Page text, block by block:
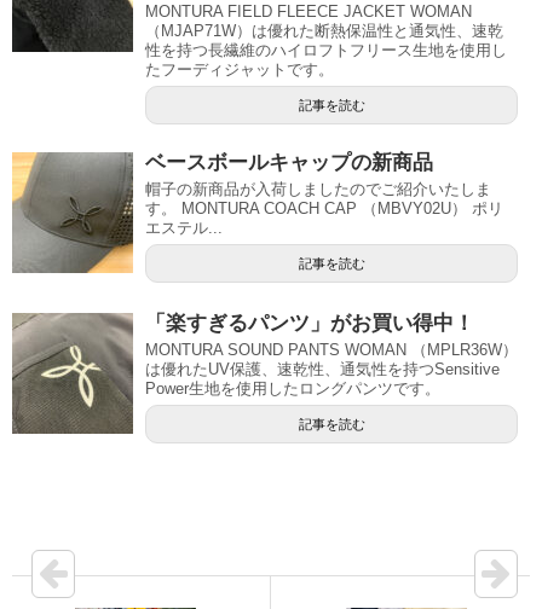
MONTURA FIELD FLEECE JACKET WOMAN
（MJAP71W）は優れた断熱保温性と通気性、速乾
性を持つ長繊維のハイロフトフリース生地を使用し
たフーディジャットです。
記事を読む
ベースボールキャップの新商品
帽子の新商品が入荷しましたのでご紹介いたしま
す。 MONTURA COACH CAP （MBVY02U） ポリ
エステル...
記事を読む
「楽すぎるパンツ」がお買い得中！
MONTURA SOUND PANTS WOMAN （MPLR36W）
は優れたUV保護、速乾性、通気性を持つSensitive
Power生地を使用したロングパンツです。
記事を読む